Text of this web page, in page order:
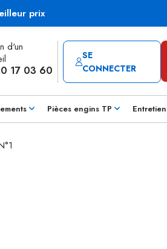
prix
d'un
17 03 60
SE
CONNECTER
Pièces engins TP Entretien